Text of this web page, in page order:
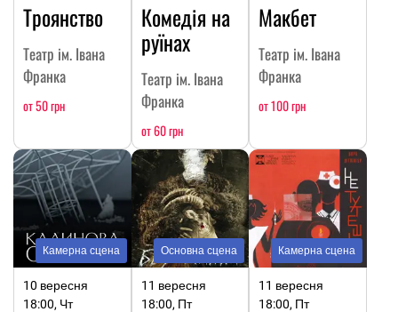
Троянство
Театр ім. Івана
Франка
от 50 грн
Комедія на
руїнах
Театр ім. Івана
Франка
от 60 грн
Макбет
Театр ім. Івана
Франка
от 100 грн
Камерна сцена
10 вересня
18:00, Чт
Основна сцена
11 вересня
18:00, Пт
Камерна сцена
11 вересня
18:00, Пт